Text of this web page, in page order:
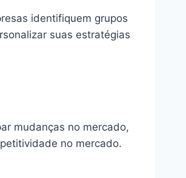
identifiquem grupos
suas estratégias
mudanças no mercado,
no mercado.